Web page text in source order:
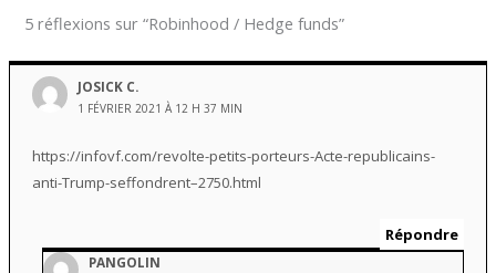
5 réflexions sur “Robinhood / Hedge funds”
JOSICK C.
1 FÉVRIER 2021 À 12 H 37 MIN
https://infovf.com/revolte-petits-porteurs-Acte-republicains-
anti-Trump-seffondrent–2750.html
Répondre
PANGOLIN